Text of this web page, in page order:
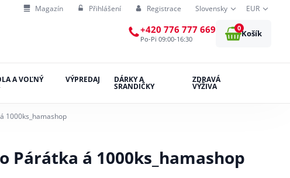
Magazín Přihlášení Registrace Slovensky EUR
+420 776 777 669
Po-Pi 09:00-16:30
0
Košík
A VOĽNÝ VÝPREDAJ DÁRKY A
SRANDIČKY
ZDRAVÁ
VÝŽIVA
1000ks_hamashop
Párátka á 1000ks_hamashop